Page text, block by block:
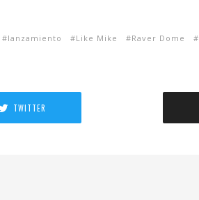
lanzamiento Like Mike Raver Dome
TWITTER